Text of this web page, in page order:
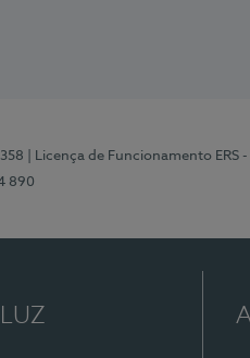
| Licença de Funcionamento ERS
890